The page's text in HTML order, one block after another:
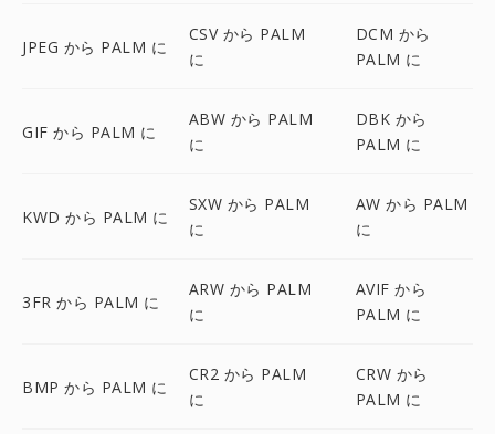
JPEG から PALM に
CSV から PALM
に
DCM から
PALM に
GIF から PALM に
ABW から PALM
に
DBK から
PALM に
KWD から PALM に
SXW から PALM
に
AW から PALM
に
3FR から PALM に
ARW から PALM
に
AVIF から
PALM に
BMP から PALM に
CR2 から PALM
に
CRW から
PALM に